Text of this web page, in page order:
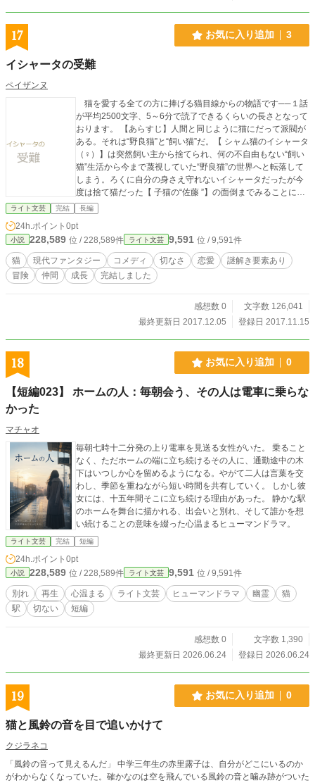
17 お気に入り追加 3
イシャータの受難
ペイザンヌ
猫を愛する全ての方に捧げる猫目線からの物語です──１話
が平均2500文字、5～6分で読了できるくらいの長さとなって
おります。 【あらすじ】人間と同じように猫にだって派閥が
ある。それは“野良猫”と“飼い猫”だ。【 シャム猫のイシャータ
（♀）】は突然飼い主から捨てられ、何の不自由もない“飼い
猫”生活から今まで蔑視していた“野良猫”の世界へと転落して
しまう。ろくに自分の身さえ守れないイシャータだったが今
度は捨て猫だった【 子猫の“佐藤 ”】の面倒までみることにな
ってしまい、共に飢えや偏見、孤独を乗り越えていく。そん
なある日、以前淡い恋心を抱いていた【風来坊の野良猫、 ヴ
ァン=ブラン 】が町に帰ってきた。それを皮切りにイシャー
タとその仲間たちは【隣町のボス猫、ザンパノ 】との大きな
縄張り争いにまで巻き込まれていくのだったが………… 3
部構成、全41話。それぞれ1話1話にテーマを置いて書いてお
ります。シリアス、コメディ、せつなさ、成長、孤独、仲
救済、推理、死、ナンセンス、転生、じれじれからもふも
ふ、まで、私的に出来うる限りのものを詰め込んだつもりで
る限り元気になれる、そんな物語にしようという指針のもと
に書きました。よろしくお願いいたします。（小説家になろ
ライト文芸 完結 長編
24h.ポイント 0pt
小説 228,589 位 / 228,589件 ライト文芸 9,591 位 / 9,591件
猫 現代ファンタジー コメディ 切なさ 恋愛
謎解き要素あり
冒険
仲間 成長 完結しました
感想数 0
文字数 126,041
最終更新日 2017.12.05
登録日 2017.11.15
18 お気に入り追加 0
【短編023】 ホームの人：毎朝会う、その人は電車に乗らな
かった
マチャオ
毎朝七時十二分発の上り電車を見送る女性がいた。 乗ること
なく、ただホームの端に立ち続けるその人に、通勤途中の木
下はいつしか心を留めるようになる。やがて二人は言葉を交
わし、季節を重ねながら短い時間を共有していく。 しかし彼
女には、十五年間そこに立ち続ける理由があった。 静かな駅
のホームを舞台に描かれる、出会いと別れ、そして誰かを想
い続けることの意味を綴った心温まるヒューマンドラマ。
ライト文芸 完結 短編
24h.ポイント 0pt
小説 228,589 位 / 228,589件 ライト文芸 9,591 位 / 9,591件
別れ 再生 心温まる ライト文芸 ヒューマンドラマ 幽霊
猫
駅
切ない 短編
感想数 0
文字数 1,390
最終更新日 2026.06.24
登録日 2026.06.24
19 お気に入り追加 0
猫と風鈴の音を目で追いかけて
クジラネコ
「風鈴の音って見えるんだ」 中学三年生の赤里露子は、自分がどこにいるのか
がわからなくなっていた。確かなのは空を飛んでいる風鈴の音と噛み跡がついた